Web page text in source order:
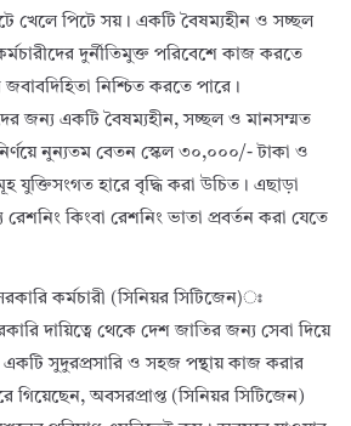
খেলে পিটে সয়। একটি বৈষম্যহীন ও সচ্ছল
দুর্নীতিমুক্ত পরিবেশে কাজ করতে
নিশ্চিত করতে পারে।
জন্য একটি বৈষম্যহীন, সচ্ছল ও মানসম্মত
নুন্যতম বেতন স্কেল ৩০,০০০/- টাকা ও
যুক্তিসংগত হারে বৃদ্ধি করা উচিত। এছাড়া
রেশনিং কিংবা রেশনিং ভাতা প্রবর্তন করা যেতে
কর্মচারী (সিনিয়র সিটিজেন)ঃ
দায়িত্বে থেকে দেশ জাতির জন্য সেবা দিয়ে
একটি সুদুরপ্রসারি ও সহজ পন্থায় কাজ করার
গিয়েছেন, অবসরপ্রাপ্ত (সিনিয়র সিটিজেন)